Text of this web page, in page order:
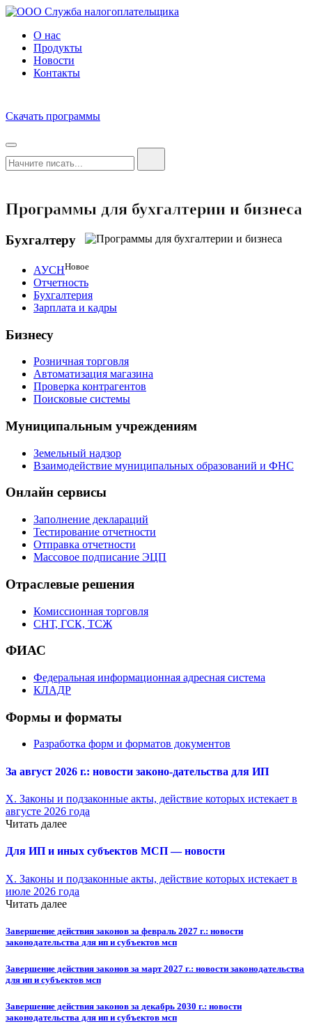
О нас
Продукты
Новости
Контакты
Скачать программы
Программы для бухгалтерии и бизнеса
Бухгалтеру
АУСННовое
Отчетность
Бухгалтерия
Зарплата и кадры
Бизнесу
Розничная торговля
Автоматизация магазина
Проверка контрагентов
Поисковые системы
Муниципальным учреждениям
Земельный надзор
Взаимодействие муниципальных образований и ФНС
Онлайн сервисы
Заполнение деклараций
Тестирование отчетности
Отправка отчетности
Массовое подписание ЭЦП
Отраслевые решения
Комиссионная торговля
СНТ, ГСК, ТСЖ
ФИАС
Федеральная информационная адресная система
КЛАДР
Формы и форматы
Разработка форм и форматов документов
За август 2026 г.: новости законо-дательства для ИП
X. Законы и подзаконные акты, действие которых истекает в
августе 2026 года
Читать далее
Для ИП и иных субъектов МСП — новости
X. Законы и подзаконные акты, действие которых истекает в
июле 2026 года
Читать далее
Завершение действия законов за февраль 2027 г.: новости
законодательства для ип и субъектов мсп
Завершение действия законов за март 2027 г.: новости законодательства
для ип и субъектов мсп
Завершение действия законов за декабрь 2030 г.: новости
законодательства для ип и субъектов мсп